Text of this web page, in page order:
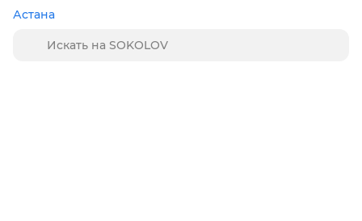
Астана